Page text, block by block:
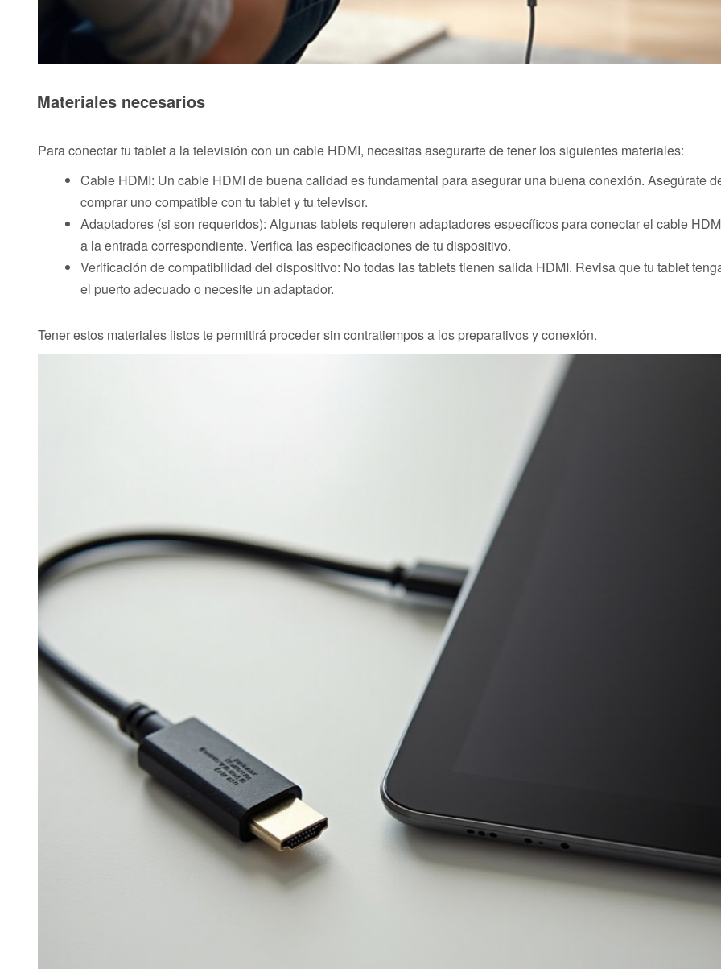
Materiales necesarios
Para conectar tu tablet a la televisión con un cable HDMI, necesitas asegurarte de tener los siguientes materiales:
Cable HDMI: Un cable HDMI de buena calidad es fundamental para asegurar una buena conexión. Asegúrate
comprar uno compatible con tu tablet y tu televisor.
Adaptadores (si son requeridos): Algunas tablets requieren adaptadores específicos para conectar el cable
a la entrada correspondiente. Verifica las especificaciones de tu dispositivo.
Verificación de compatibilidad del dispositivo: No todas las tablets tienen salida HDMI. Revisa que tu tablet
el puerto adecuado o necesite un adaptador.
Tener estos materiales listos te permitirá proceder sin contratiempos a los preparativos y conexión.